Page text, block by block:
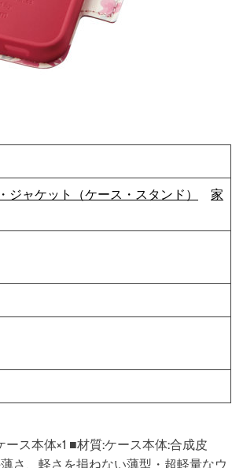
ジャケット（ケース・スタンド） 家
ース本体×1 ■材質:ケース本体:合成皮
さ、軽さを損ねない薄型・超軽量なウ